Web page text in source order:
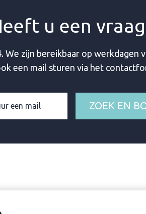
u een
. We zijn bereikbaar op werkdagen
een mail sturen via het
een mail ZOEK EN